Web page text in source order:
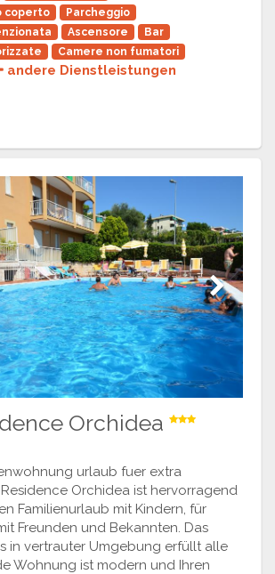
coperto
Parcheggio
Ascensore
Bar
Camere non fumatori
andere Dienstleistungen
Next
Orchidea
urlaub fuer extra
Orchidea ist hervorragend
Familienurlaub mit Kindern, für
Freunden und Bekannten. Das
in vertrauter Umgebung erfüllt alle
Wohnung ist modern und Ihren